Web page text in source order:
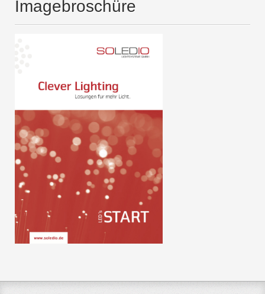
Imagebroschüre